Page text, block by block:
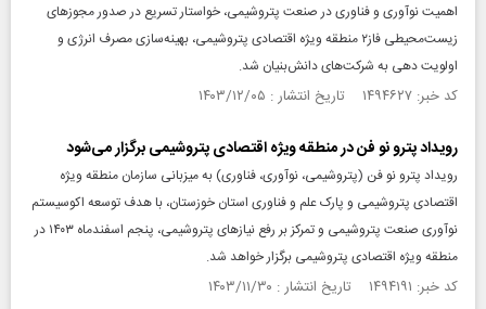
اهمیت نوآوری و فناوری در صنعت پتروشیمی، خواستار تسریع در صدور مجوز‌های
زیست‌محیطی فاز۲ منطقه ویژه اقتصادی پتروشیمی، بهینه‌سازی مصرف انرژی و
اولویت‌ دهی به شرکت‌های دانش‌بنیان شد.
کد خبر: ۱۴۹۴۶۲۷ تاریخ انتشار : ۱۴۰۳/۱۲/۰۵
رویداد پترو نو فن در منطقه ویژه اقتصادی پتروشیمی برگزار می‌شود
رویداد پترو نو فن (پتروشیمی، نوآوری، فناوری) به میزبانی سازمان منطقه ویژه
اقتصادی پتروشیمی و پارک علم و فناوری استان خوزستان، با هدف توسعه اکوسیستم
نوآوری صنعت پتروشیمی و تمرکز بر رفع نیاز‌های پتروشیمی، پنجم اسفندماه ۱۴۰۳ در
منطقه ویژه اقتصادی پتروشیمی برگزار خواهد شد.
کد خبر: ۱۴۹۴۱۹۱ تاریخ انتشار : ۱۴۰۳/۱۱/۳۰